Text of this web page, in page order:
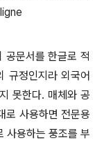
공문서를 한글로 적
규정인지라 외국어
못한다. 매체와 공
로 사용하면 전문용
사용하는 풍조를 부